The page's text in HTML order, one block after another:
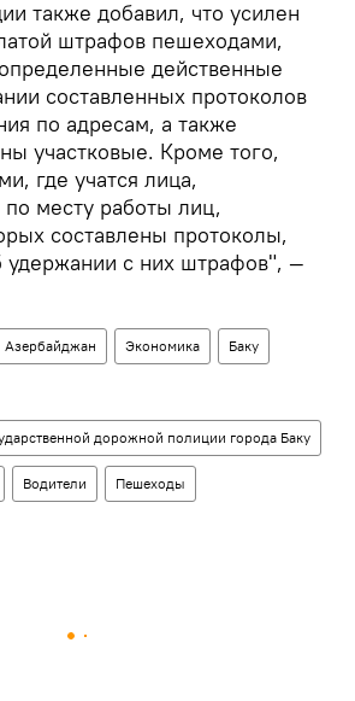
также добавил, что усилен
штрафов пешеходами,
действенные
составленных протоколов
по адресам, а также
участковые. Кроме того,
где учатся лица,
месту работы лиц,
составлены протоколы,
удержании с них штрафов", —
Азербайджан Экономика Баку
дорожной полиции города Баку
Водители Пешеходы